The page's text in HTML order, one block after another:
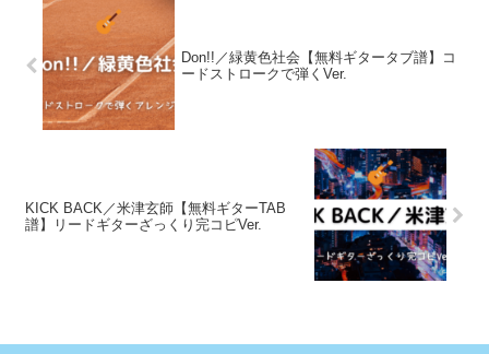
Don!!／緑黄色社会【無料ギタータブ譜】コ
ードストロークで弾くVer.
KICK BACK／米津玄師【無料ギターTAB
譜】リードギターざっくり完コピVer.